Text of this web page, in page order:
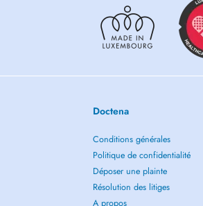
Doctena
Conditions générales
Politique de confidentialité
Déposer une plainte
Résolution des litiges
A propos